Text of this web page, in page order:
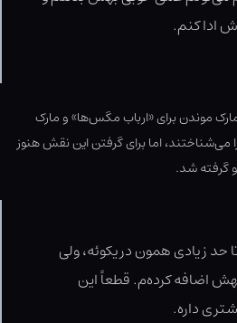
ادا کنم.
موندن برای «ارباب مگس‌ها» و مارک
می‌شناختند، اما برای گرفتن این نقش هنوز
گرفته شد.
حد زیادی همون دریکوئه، ولی
اضافه کرده‌م. قطعاً این
داره.